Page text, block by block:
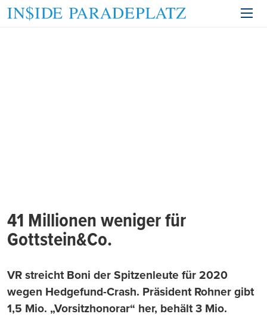
41 Millionen weniger für
Gottstein&Co.
VR streicht Boni der Spitzenleute für 2020
wegen Hedgefund-Crash. Präsident Rohner gibt
1,5 Mio. „Vorsitzhonorar“ her, behält 3 Mio.